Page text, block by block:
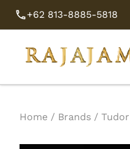
+62 813-8885-5818
Home / Brands / Tudor